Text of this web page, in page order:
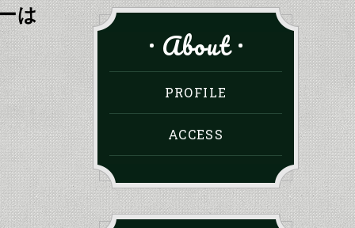
は
About
PROFILE
ACCESS